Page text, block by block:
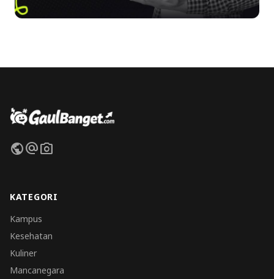
publicalternate_emailphoto_camera
KATEGORI
Kampus
Kesehatan
Kuliner
Mancanegara